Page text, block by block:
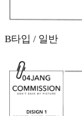
B타입 / 일반